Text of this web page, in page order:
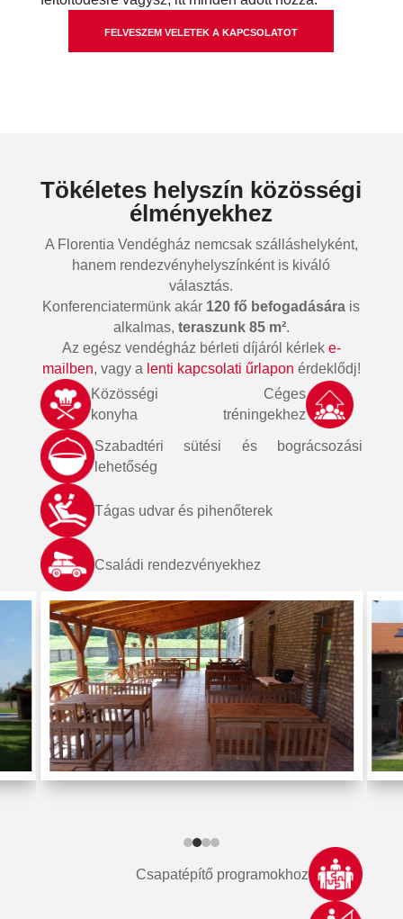
FELVESZEM VELETEK A KAPCSOLATOT
Tökéletes helyszín közösségi
élményekhez
A Florentia Vendégház nemcsak szálláshelyként,
hanem rendezvényhelyszínként is kiváló
választás.
Konferenciatermünk akár 120 fő befogadására is
alkalmas, teraszunk 85 m².
Az egész vendégház bérleti díjáról kérlek e-
mailben, vagy a lenti kapcsolati űrlapon érdeklődj!
Közösségi
konyha
Céges
tréningekhez
Szabadtéri sütési és bográcsozási
lehetőség
Tágas udvar és pihenőterek
Családi rendezvényekhez
Csapatépítő programokhoz